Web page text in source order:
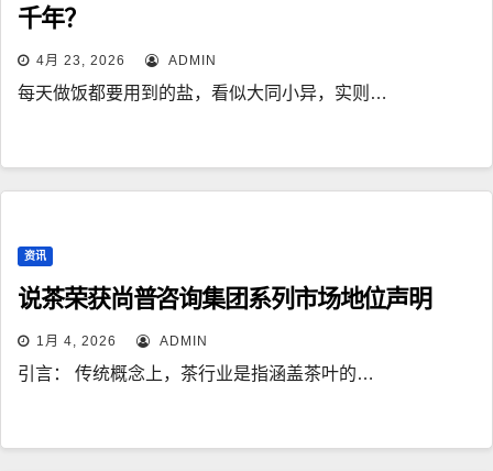
千年？
4月 23, 2026 ADMIN
每天做饭都要用到的盐，看似大同小异，实则…
资讯
说茶荣获尚普咨询集团系列市场地位声明
1月 4, 2026 ADMIN
引言： 传统概念上，茶行业是指涵盖茶叶的…